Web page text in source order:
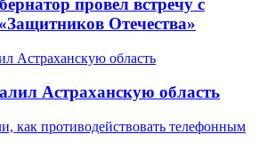
провёл встречу с
Отечества»
Астраханскую область